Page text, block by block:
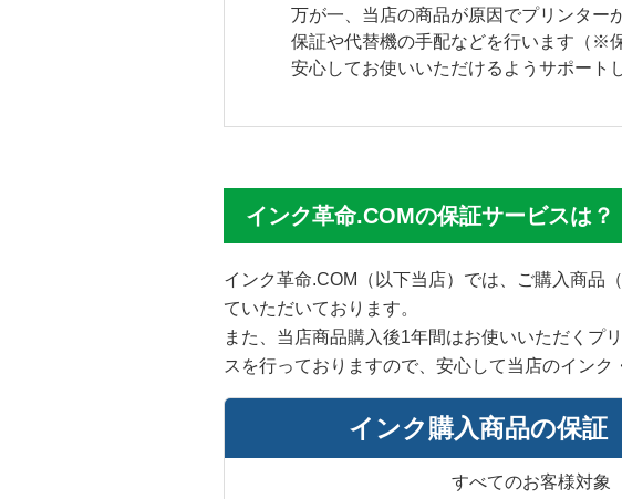
万が一、当店の商品が原因でプリンター
保証や代替機の手配などを行います（※
安心してお使いいただけるようサポート
インク革命.COMの保証サービスは？
インク革命.COM（以下当店）では、ご購入商品
ていただいております。
また、当店商品購入後1年間はお使いいただくプ
スを行っておりますので、安心して当店のインク
インク購入商品の保証
すべてのお客様対象